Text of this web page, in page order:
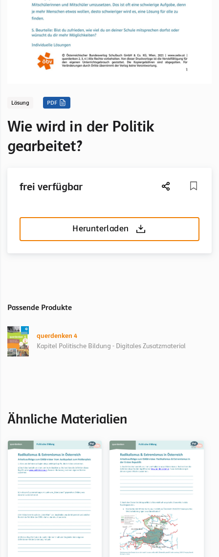
Lösung PDF
Wie wird in der Politik
gearbeitet?
frei verfügbar
Herunterladen
Passende Produkte
querdenken 4
Kapitel Politische Bildung - Digitales Zusatzmaterial
Ähnliche Materialien